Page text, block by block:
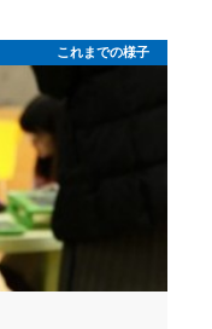
これまでの様子